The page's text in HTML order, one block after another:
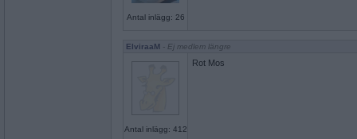
Antal inlägg: 26
ElviraaM - Ej medlem längre
Antal inlägg: 412
Rot Mos